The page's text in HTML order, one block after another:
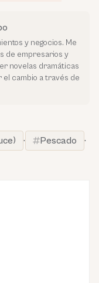
y negocios. Me
de empresarios y
novelas dramáticas
cambio a través de
· Pescado
·